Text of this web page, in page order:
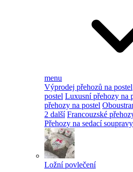
menu
Výprodej přehozů na postel
postel Luxusní přehozy na
přehozy na postel
2 další Francouzské
Přehozy na sedací soupravy
Ložní povlečení